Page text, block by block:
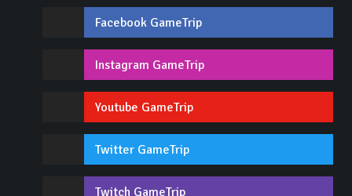
Facebook GameTrip
Instagram GameTrip
Youtube GameTrip
Twitter GameTrip
Twitch GameTrip